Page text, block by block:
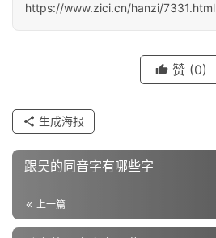
组
词
义
词
近
义
https://www.zici.cn/hanzi/7331.html
赞 (0)
生成海报
跟吴的同音字有哪些字
上一篇